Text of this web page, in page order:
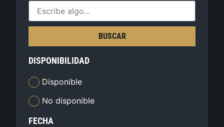
BUSCAR
DISPONIBILIDAD
Disponible
No disponible
FECHA